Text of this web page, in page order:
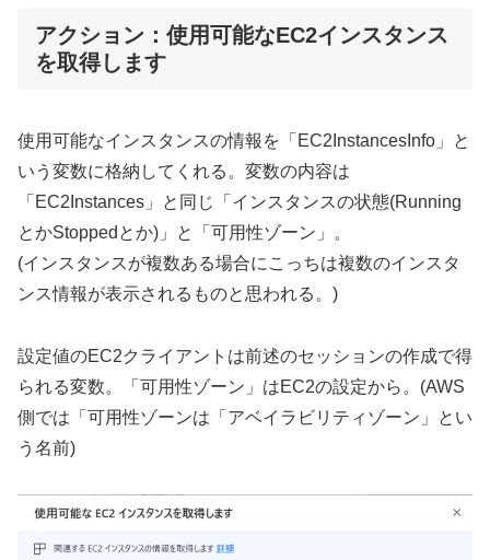
アクション：使用可能なEC2インスタンス
を取得します
使用可能なインスタンスの情報を「EC2InstancesInfo」と
いう変数に格納してくれる。変数の内容は
「EC2Instances」と同じ「インスタンスの状態(Running
とかStoppedとか)」と「可用性ゾーン」。
(インスタンスが複数ある場合にこっちは複数のインスタ
ンス情報が表示されるものと思われる。)
設定値のEC2クライアントは前述のセッションの作成で得
られる変数。「可用性ゾーン」はEC2の設定から。(AWS
側では「可用性ゾーンは「アベイラビリティゾーン」とい
う名前)